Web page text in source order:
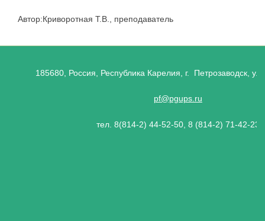
Автор:Криворотная Т.В., преподаватель
185680, Россия, Республика Карелия, г. Петрозаводск,
pf@pgups.ru
тел. 8(814-2) 44-52-50, 8 (814-2) 71-42-23